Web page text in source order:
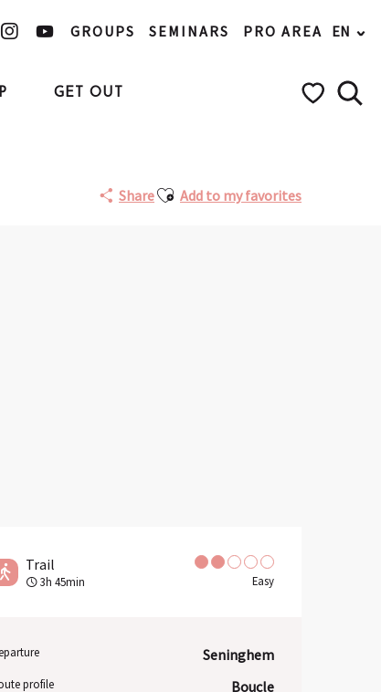
GROUPS SEMINARS PRO AREA EN
GET OUT
ShareAjouter aux favoris
Add to my favorites
Trail
3h 45min Easy
information
Seninghem
profile Boucle